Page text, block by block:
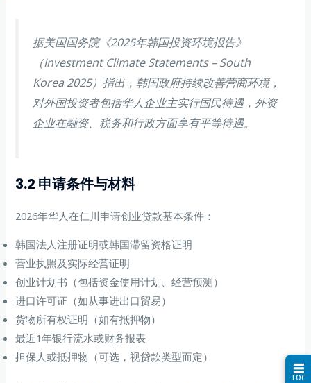
据美国国务院《2025年韩国投资环境报告》
（Investment Climate Statements – South
Korea 2025）指出，韩国政府持续改善营商环境，
对外国投资者包括华人企业主实行国民待遇，外资
企业在融资、税务和行政方面享有平等待遇。
3.2 申请条件与材料
2026年华人在仁川申请创业贷款基本条件：
韩国法人注册证明或韩国滞留资格证明
营业执照及实际经营证明
创业计划书（包括资金使用计划、经营预测）
进口许可证（如从事进出口贸易）
货物所有权证明（如有抵押物）
最近1年银行流水或财务报表
担保人或抵押物（可选，视贷款类型而定）
☰
TOC